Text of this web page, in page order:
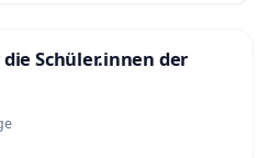
Schüler.innen der